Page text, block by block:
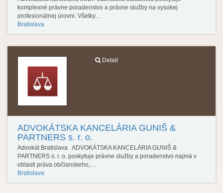
komplexné právne poradenstvo a právne služby na vysokej
profesionálnej úrovni. Všetky…
Bratislava
Detail
ADVOKÁTSKA KANCELÁRIA GUNIŠ &
PARTNERS s. r. o.
Advokát Bratislava ADVOKÁTSKA KANCELÁRIA GUNIŠ &
PARTNERS s. r. o. poskytuje právne služby a poradenstvo najmä v
oblasti práva občianskeho,…
Bratislava